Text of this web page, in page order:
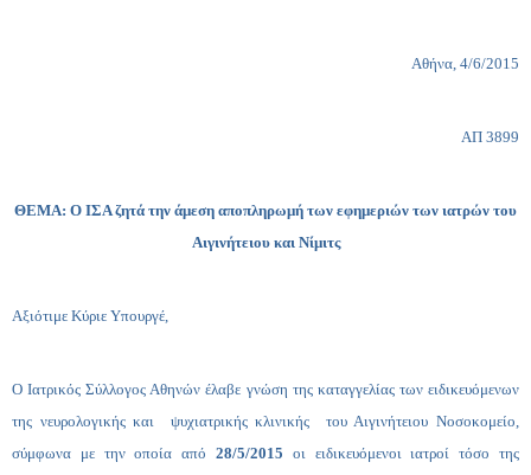
Αθήνα, 4/6/2015
ΑΠ 3899
ΘΕΜΑ: Ο ΙΣΑ ζητά την άμεση αποπληρωμή των εφημεριών των ιατρών του
Αιγινήτειου και Νίμιτς
Αξιότιμε Κύριε Υπουργέ,
Ο Ιατρικός Σύλλογος Αθηνών έλαβε γνώση της καταγγελίας των ειδικευόμενων
της νευρολογικής και ψυχιατρικής κλινικής του Αιγινήτειου Νοσοκομείο,
σύμφωνα με την οποία από 28/5/2015 οι ειδικευόμενοι ιατροί τόσο της